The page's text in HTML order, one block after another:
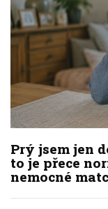
Prý jsem jen
to je přece
nemocné